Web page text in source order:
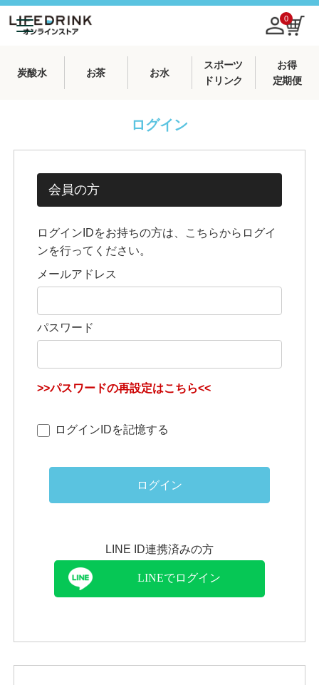
0
炭酸水 お茶 お水
スポーツ
ドリンク
お得
定期便
ログイン
会員の方
ログインIDをお持ちの方は、こちらからログイ
ンを行ってください。
メールアドレス
パスワード
>>パスワードの再設定はこちら<<
ログインIDを記憶する
ログイン
LINE ID連携済みの方
LINEでログイン